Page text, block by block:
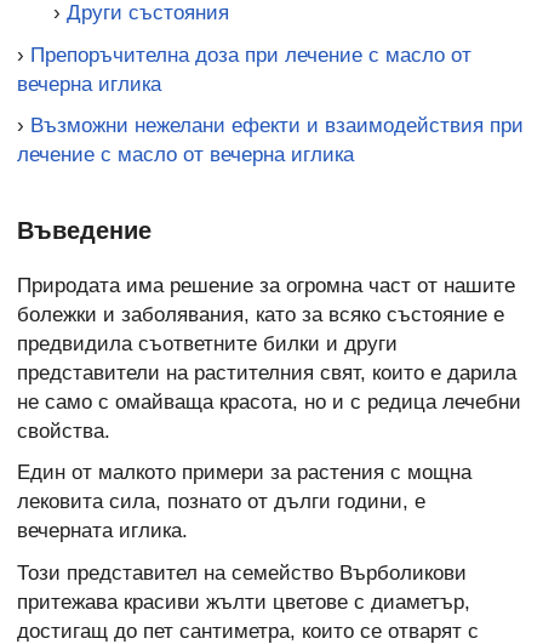
› Други състояния
› Препоръчителна доза при лечение с масло от
вечерна иглика
› Възможни нежелани ефекти и взаимодействия при
лечение с масло от вечерна иглика
Въведение
Природата има решение за огромна част от нашите
болежки и заболявания, като за всяко състояние е
предвидила съответните билки и други
представители на растителния свят, които е дарила
не само с омайваща красота, но и с редица лечебни
свойства.
Един от малкото примери за растения с мощна
лековита сила, познато от дълги години, е
вечерната иглика.
Този представител на семейство Върболикови
притежава красиви жълти цветове с диаметър,
достигащ до пет сантиметра, които се отварят с